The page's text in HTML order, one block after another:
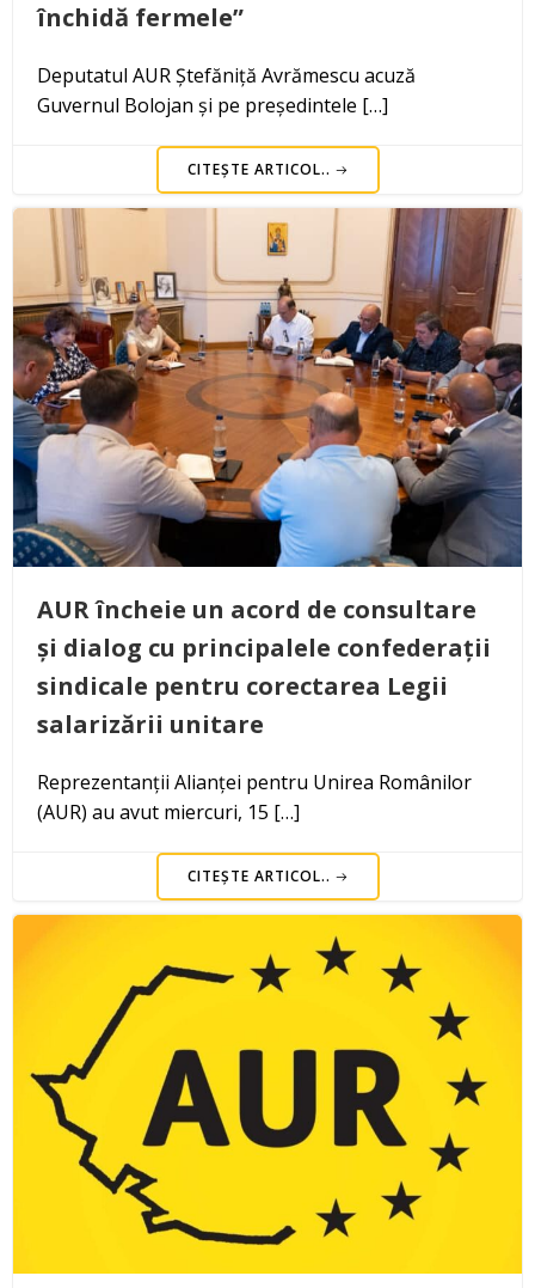
închidă fermele”
Deputatul AUR Ștefăniță Avrămescu acuză
Guvernul Bolojan și pe președintele […]
CITEȘTE ARTICOL..
AUR încheie un acord de consultare
și dialog cu principalele confederații
sindicale pentru corectarea Legii
salarizării unitare
Reprezentanții Alianței pentru Unirea Românilor
(AUR) au avut miercuri, 15 […]
CITEȘTE ARTICOL..